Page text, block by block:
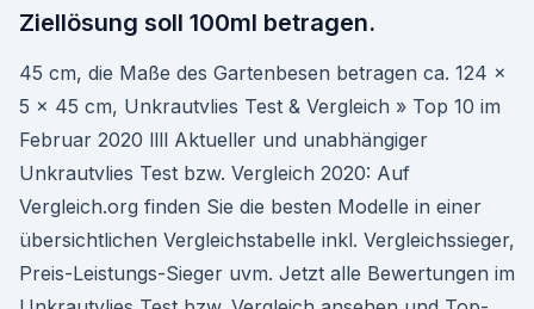
Ziellösung soll 100ml betragen.
45 cm, die Maße des Gartenbesen betragen ca. 124 x
5 x 45 cm, Unkrautvlies Test & Vergleich » Top 10 im
Februar 2020 llll Aktueller und unabhängiger
Unkrautvlies Test bzw. Vergleich 2020: Auf
Vergleich.org finden Sie die besten Modelle in einer
übersichtlichen Vergleichstabelle inkl. Vergleichssieger,
Preis-Leistungs-Sieger uvm. Jetzt alle Bewertungen im